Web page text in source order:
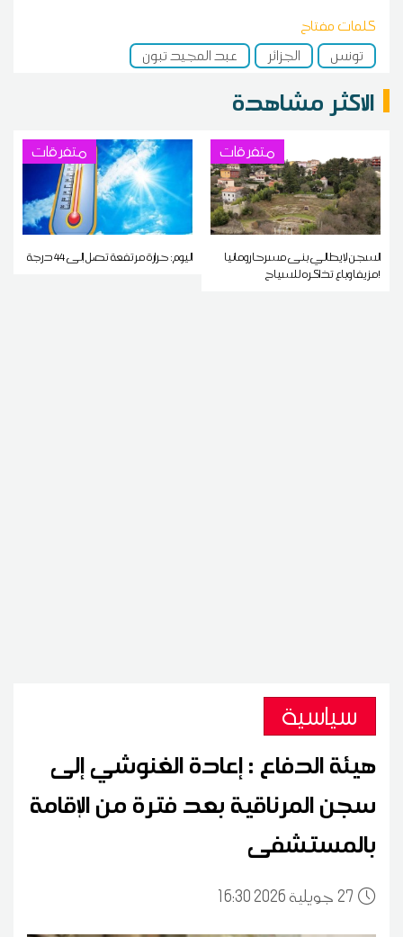
كلمات مفتاح
تونس
الجزائر عبد المجيد تبون
الاكثر مشاهدة
متفرقات
السجن لإيطالي بنى مسرحا رومانيا
مزيفا وباع تذاكره للسياح!
متفرقات
اليوم: حرارة مرتفعة تصل إلى 44 درجة
سياسية
هيئة الدفاع : إعادة الغنوشي إلى
سجن المرناقية بعد فترة من الإقامة
بالمستشفى
27 16:30 2026 جويلية